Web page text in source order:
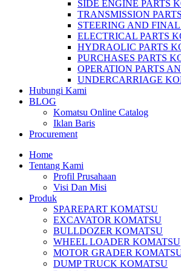
SIDE ENGINE PARTS
TRANSMISSION
STEERING AND
ELECTRICAL PARTS
HYDRAOLIC PARTS
PURCHASES PARTS
OPERATION PARTS
UNDERCARRIAGE
Hubungi Kami
BLOG
Komatsu Online Catalog
Iklan Baris
Procurement
Home
Tentang Kami
Profil Prusahaan
Visi Dan Misi
Produk
SPAREPART KOMATSU
EXCAVATOR KOMATSU
BULLDOZER KOMATSU
WHEEL LOADER KOMATSU
MOTOR GRADER
DUMP TRUCK KOMATSU